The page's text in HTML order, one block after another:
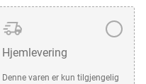
Hjemlevering
Denne varen er kun tilgjengelig